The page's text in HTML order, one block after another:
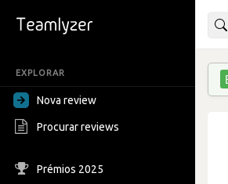
EXPLORAR
Nova review
Procurar reviews
Prémios 2025